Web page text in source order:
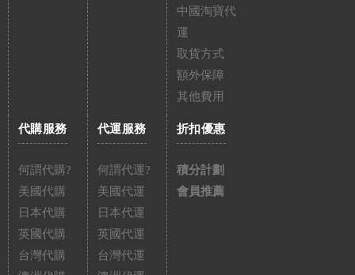
中國淘寶代
運
取貨方式
額外保障
其他費用
代購服務
何謂代購?
美國代購
日本代購
英國代購
台灣代購
代運服務
何謂代運?
美國代運
日本代運
英國代運
台灣代運
折扣優惠
積分計劃
會員推薦